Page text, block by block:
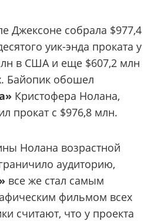
Джексоне собрала $977,4
уик-энда проката у
в США и еще $607,2 млн
Байопик обошел
Кристофера Нолана,
прокат с $976,8 млн.
Нолана возрастной
аудиторию,
все же стал самым
фильмом всех
считают, что у проекта